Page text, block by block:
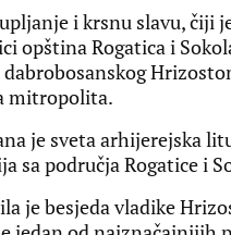
i krsnu slavu, čiji
opština Rogatica i
mitropolita.
je sveta arhijerejska
sa područja Rogatice i
je besjeda vladike